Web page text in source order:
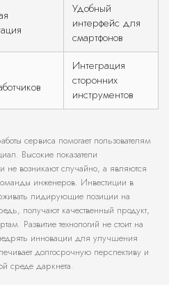
Удобный
интерфейс для
смартфонов
Интеграция
сторонних
инструментов
сервиса помогает пользователям
Высокие показатели
не возникают случайно, а являются
инженеров. Инвестиции в
лидирующие позиции на
получают качественный продукт,
Развитие технологий не стоит на
инновации для улучшения
долгосрочную перспективу и
среде даркнета.